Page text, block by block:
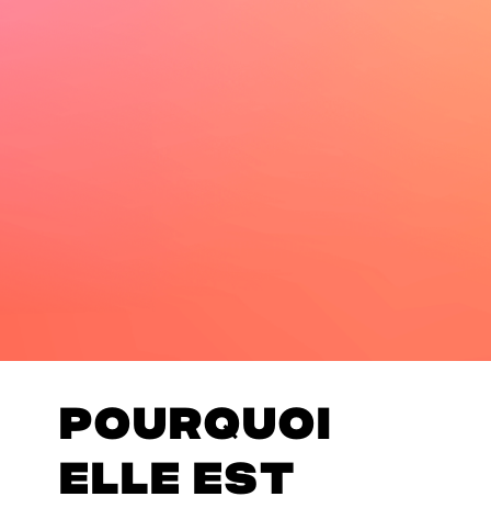
POURQUOI
ELLE EST